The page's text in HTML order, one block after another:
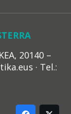
20140 –
· Tel.: